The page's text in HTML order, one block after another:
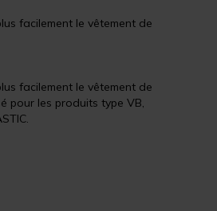
facilement le vêtement de
facilement le vêtement de
pour les produits type VB,